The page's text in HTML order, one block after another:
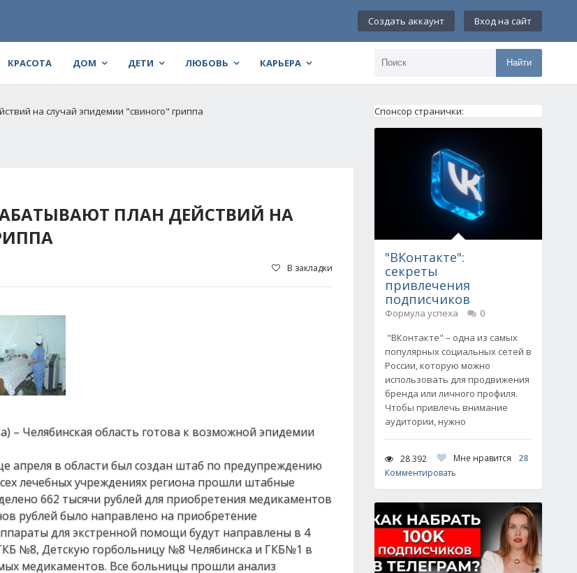
Создать аккаунт Вход на сайт
КРАСОТА ДОМ ДЕТИ ЛЮБОВЬ КАРЬЕРА Найти
на случай эпидемии "свиного" гриппа
ПЛАН ДЕЙСТВИЙ НА
В закладки
– Челябинская область готова к возможной эпидемии
апреля в области был создан штаб по предупреждению
лечебных учреждениях региона прошли штабные
662 тысячи рублей для приобретения медикаментов
рублей было направлено на приобретение
для экстренной помощи будут направлены в 4
№8, Детскую горбольницу №8 Челябинска и ГКБ№1 в
медикаментов. Все больницы прошли анализ
Спонсор странички:
"ВКонтакте":
секреты
привлечения
подписчиков
Формула успеха
0
"ВКонтакте" – одна из самых
популярных социальных сетей в
России, которую можно
использовать для продвижения
бренда или личного профиля.
Чтобы привлечь внимание
аудитории, нужно
28 392 Мне нравится
28
Комментировать